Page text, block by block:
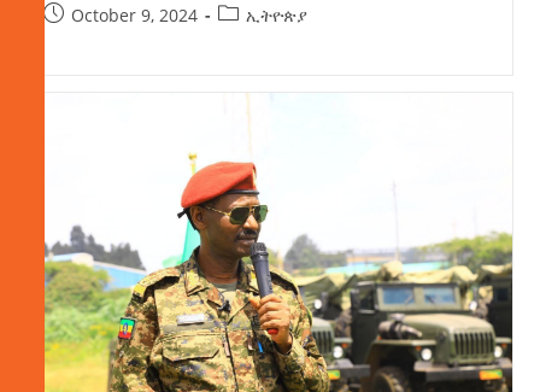
October 9, 2024 ኢትዮጵያ